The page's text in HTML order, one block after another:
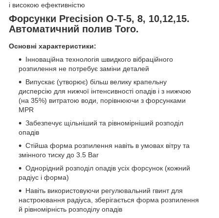
і високою ефективністю
Форсунки Precision O-T-5, 8, 10,12,15.
Автоматичний полив Toro.
Основні характеристики:
Інноваційна технологія швидкого вібраційного
розпилення не потребує заміни деталей
Випускає (утворює) більш велику крапельну
дисперсію для нижчої інтенсивності опадів і з нижчою
(на 35%) витратою води, порівнюючи з форсунками
MPR
Забезпечує щільніший та рівномірніший розподіл
опадів
Стійша форма розпилення навіть в умовах вітру та
змінного тиску до 3.5 Bar
Однорідний розподіл опадів усіх форсунок (кожний
радіус і форма)
Навіть використовуючи регулювальний гвинт для
настроювання радіуса, зберігається форма розпилення
й рівномірність розподілу опадів